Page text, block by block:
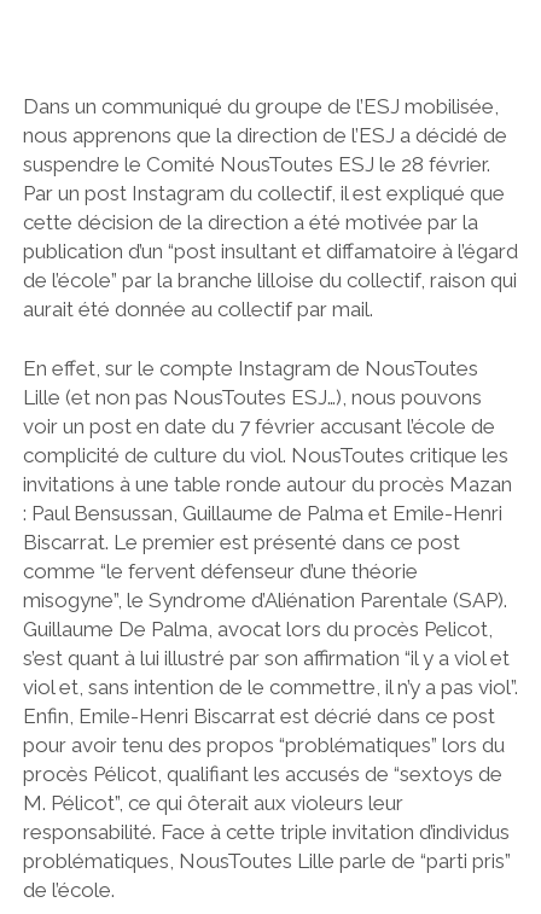
Dans un communiqué du groupe de l’ESJ mobilisée,
nous apprenons que la direction de l’ESJ a décidé de
suspendre le Comité NousToutes ESJ le 28 février.
Par un post Instagram du collectif, il est expliqué que
cette décision de la direction a été motivée par la
publication d’un “post insultant et diffamatoire à l’égard
de l’école” par la branche lilloise du collectif, raison qui
aurait été donnée au collectif par mail.
En effet, sur le compte Instagram de NousToutes
Lille (et non pas NousToutes ESJ…), nous pouvons
voir un post en date du 7 février accusant l’école de
complicité de culture du viol. NousToutes critique les
invitations à une table ronde autour du procès Mazan
: Paul Bensussan, Guillaume de Palma et Emile-Henri
Biscarrat. Le premier est présenté dans ce post
comme “le fervent défenseur d’une théorie
misogyne”, le Syndrome d’Aliénation Parentale (SAP).
Guillaume De Palma, avocat lors du procès Pelicot,
s’est quant à lui illustré par son affirmation “il y a viol et
viol et, sans intention de le commettre, il n’y a pas viol”.
Enfin, Emile-Henri Biscarrat est décrié dans ce post
pour avoir tenu des propos “problématiques” lors du
procès Pélicot, qualifiant les accusés de “sextoys de
M. Pélicot”, ce qui ôterait aux violeurs leur
responsabilité. Face à cette triple invitation d’individus
problématiques, NousToutes Lille parle de “parti pris”
de l’école.